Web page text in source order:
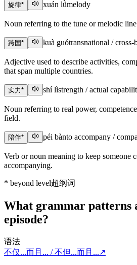
旋律* xuán lǜmelody
Noun referring to the tune or melodic
跨国* kuà guótransnational / cross-
Adjective used to describe activities,
that span multiple countries.
实力* shí lìstrength / actual
Noun referring to real power,
field.
陪伴* péi bànto accompany /
Verb or noun meaning to keep someone
accompanying.
* beyond level超纲词
What grammar patterns
episode?
语法
不仅...而且... / 不但...而且...↗